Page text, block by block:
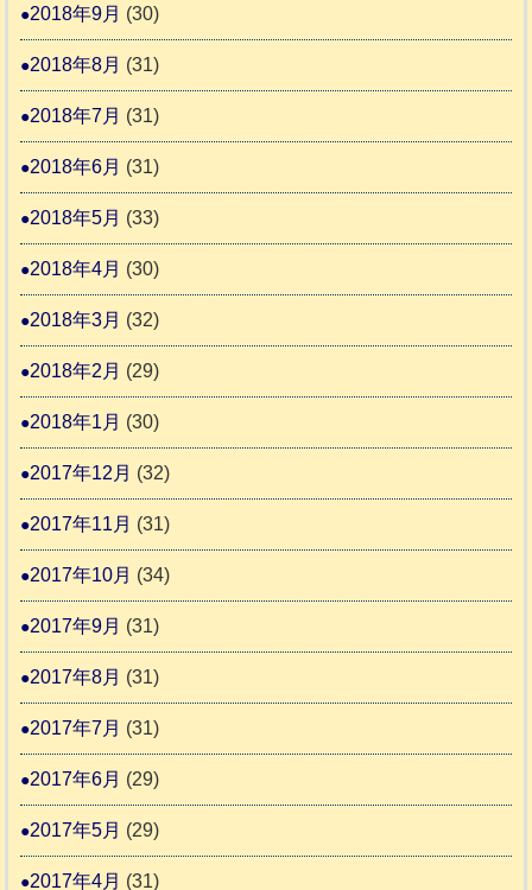
2018年9月 (30)
2018年8月 (31)
2018年7月 (31)
2018年6月 (31)
2018年5月 (33)
2018年4月 (30)
2018年3月 (32)
2018年2月 (29)
2018年1月 (30)
2017年12月 (32)
2017年11月 (31)
2017年10月 (34)
2017年9月 (31)
2017年8月 (31)
2017年7月 (31)
2017年6月 (29)
2017年5月 (29)
2017年4月 (31)